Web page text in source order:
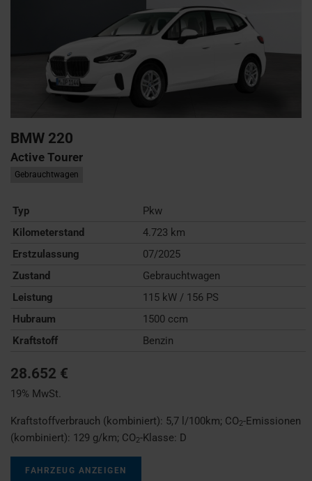
BMW 220
Active Tourer
Gebrauchtwagen
Typ
Pkw
Kilometerstand
4.723 km
Erstzulassung
07/2025
Zustand
Gebrauchtwagen
Leistung
115 kW / 156 PS
Hubraum
1500 ccm
Kraftstoff
Benzin
28.652 €
19% MwSt.
Kraftstoffverbrauch (kombiniert): 5,7 l/100km; CO2-Emissionen
(kombiniert): 129 g/km; CO2-Klasse: D
FAHRZEUG ANZEIGEN